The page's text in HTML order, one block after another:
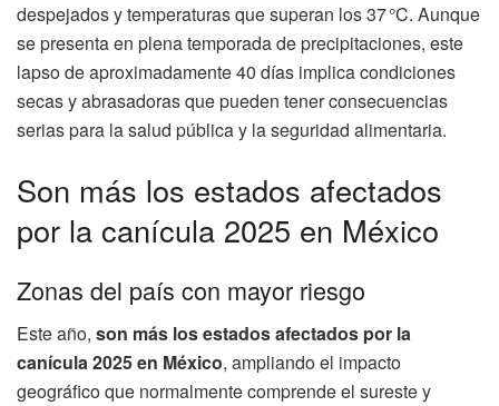
despejados y temperaturas que superan los 37 °C. Aunque
se presenta en plena temporada de precipitaciones, este
lapso de aproximadamente 40 días implica condiciones
secas y abrasadoras que pueden tener consecuencias
serias para la salud pública y la seguridad alimentaria.
Son más los estados afectados
por la canícula 2025 en México
Zonas del país con mayor riesgo
Este año, son más los estados afectados por la
canícula 2025 en México, ampliando el impacto
geográfico que normalmente comprende el sureste y